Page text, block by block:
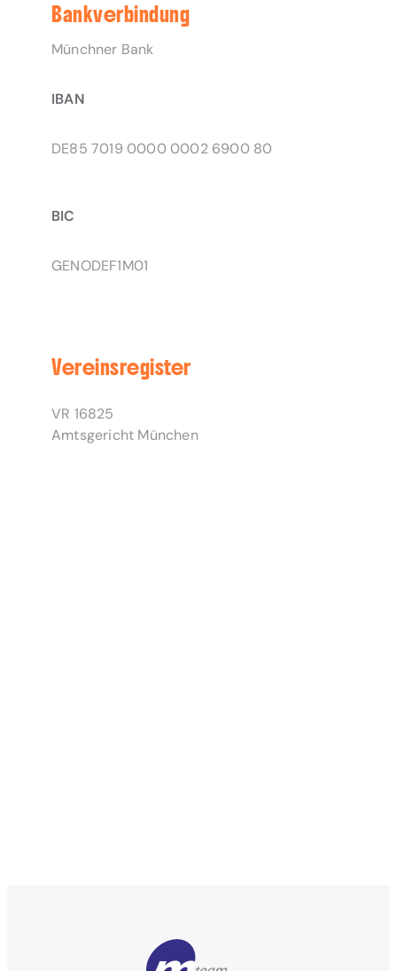
Bankverbindung
Münchner Bank
IBAN
DE85 7019 0000 0002 6900 80
BIC
GENODEF1M01
Vereinsregister
VR 16825
Amtsgericht München